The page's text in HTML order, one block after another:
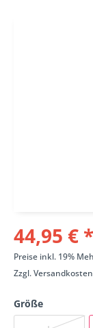
44,95 € *
Preise inkl. 19%
Zzgl.Versandkosten
Größe